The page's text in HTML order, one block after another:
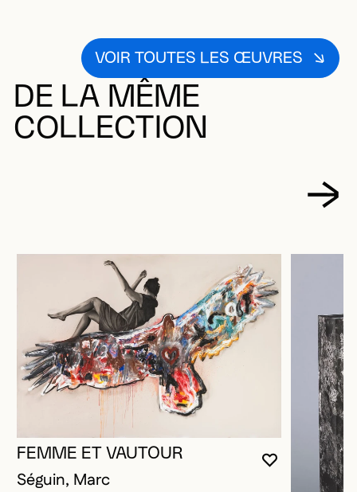
VOIR TOUTES LES ŒUVRES
DE LA MÊME
COLLECTION
VOUS
FERMER
OUVRIR LA
FEMME ET VAUTOUR
Séguin, Marc